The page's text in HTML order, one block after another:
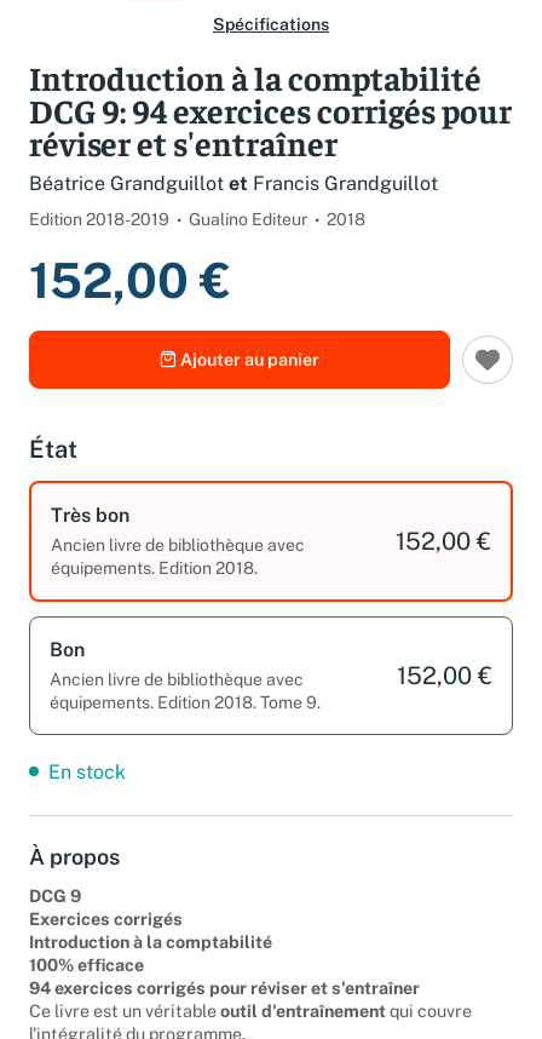
Introduction à la comptabilité
DCG 9: 94 exercices corrigés pour
réviser et s'entraîner
Béatrice Grandguillot Francis Grandguillot
152,00 €
Ajouter au panier
État
Très bon
Ancien livre de bibliothèque avec
152,00 €
Ancien livre de bibliothèque avec
152,00 €
À propos
DCG 9
Exercices corrigés
Introduction à la comptabilité
100% efficace
94 exercices corrigés pour réviser et s'entraîner
Ce livre est un véritableoutil d'entraînement
qui couvre